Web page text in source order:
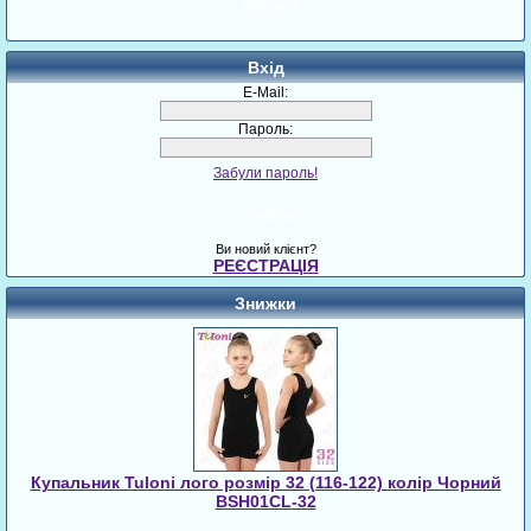
Вхід
E-Mail:
Пароль:
Забули пароль!
Ви новий клієнт?
РЕЄСТРАЦІЯ
Знижки
Купальник Tuloni лого розмір 32 (116-122) колір Чорний
BSH01CL-32